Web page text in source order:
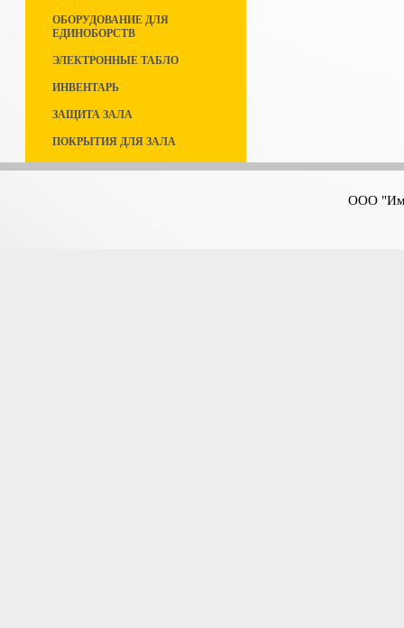
ОБОРУДОВАНИЕ ДЛЯ
ЕДИНОБОРСТВ
ЭЛЕКТРОННЫЕ ТАБЛО
ИНВЕНТАРЬ
ЗАЩИТА ЗАЛА
ПОКРЫТИЯ ДЛЯ ЗАЛА
ООО